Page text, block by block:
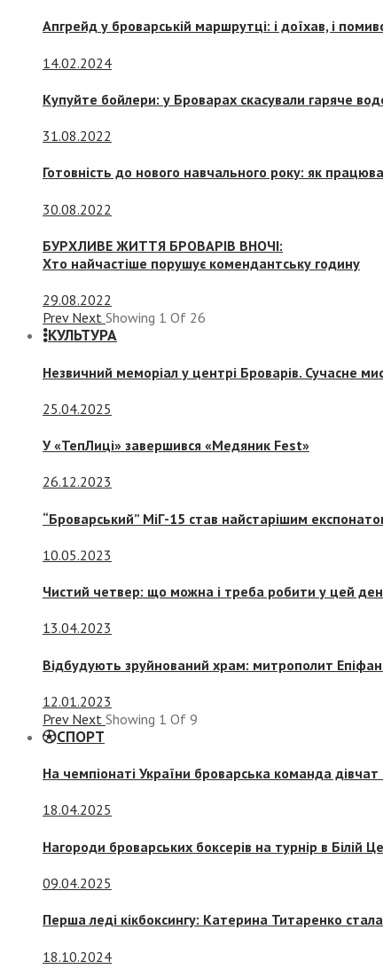
Апгрейд у броварській маршрутці: і доїхав, і
14.02.2024
Купуйте бойлери: у Броварах скасували гаряче
31.08.2022
Готовність до нового навчального року: як
30.08.2022
БУРХЛИВЕ ЖИТТЯ БРОВАРІВ ВНОЧІ:
Хто найчастіше порушує комендантську годину
29.08.2022
Prev Next Showing 1 Of 26
КУЛЬТУРА
Незвичний меморіал у центрі Броварів. Сучасне
25.04.2025
У «ТепЛиці» завершився «Медяник Fest»
26.12.2023
“Броварський” МіГ-15 став найстарішим
10.05.2023
Чистий четвер: що можна і треба робити у цей
13.04.2023
Відбудують зруйнований храм: митрополит
12.01.2023
Prev Next Showing 1 Of 9
СПОРТ
На чемпіонаті України броварська команда
18.04.2025
Нагороди броварських боксерів на турнір в Білій
09.04.2025
Перша леді кікбоксингу: Катерина Титаренко
18.10.2024